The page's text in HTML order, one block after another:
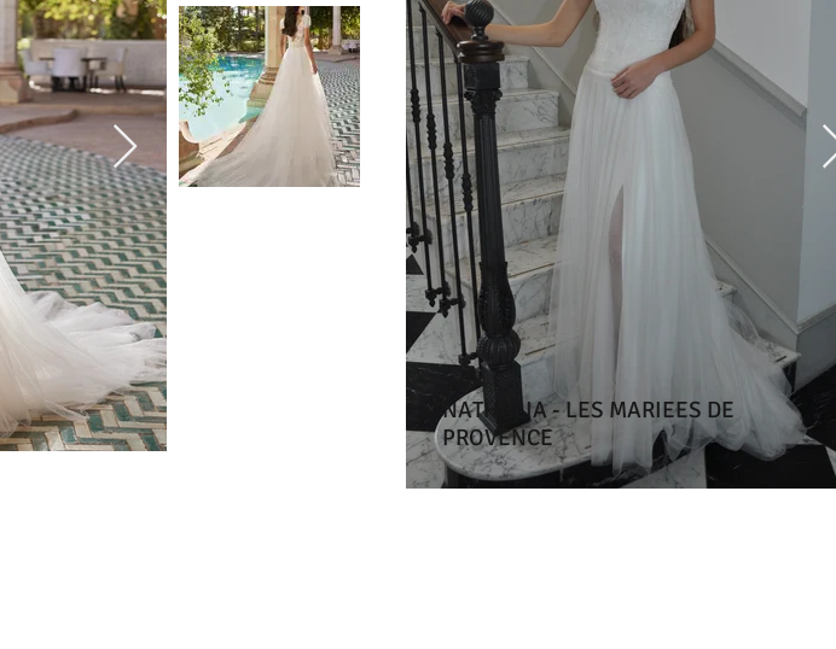
- LADYBIRD
ANYA - ADRIANA ALIER NATHALIA - LES MARIEES DE
PROVENCE